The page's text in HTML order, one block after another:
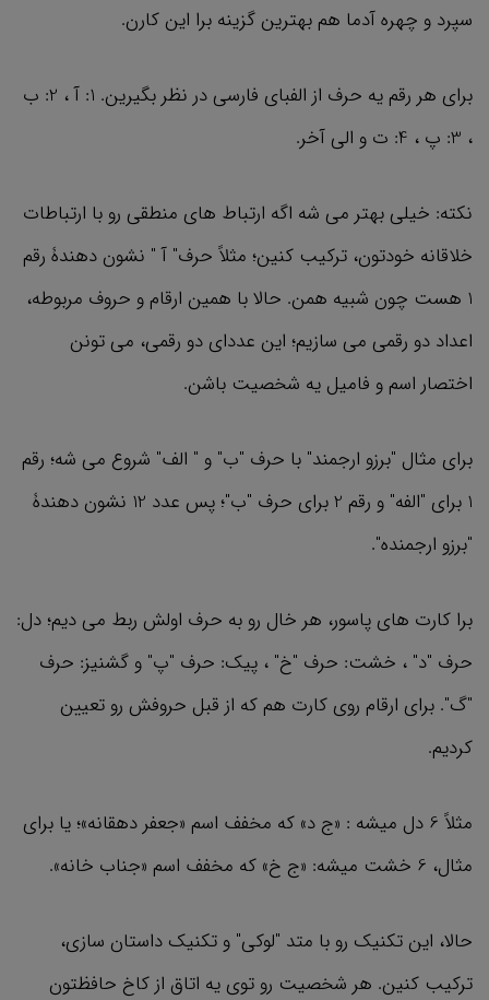
سپرد و چهره آدما هم بهترین گزینه برا این کارن.
برای هر رقم یه حرف از الفبای فارسی در نظر بگیرین. 1: آ ، 2: ب
، 3: پ ، 4: ت و الی آخر.
نکته: خیلی بهتر می شه اگه ارتباط های منطقی رو با ارتباطات
خلاقانه خودتون، ترکیب کنین؛ مثلاً حرف" آ " نشون دهندۀ رقم
1 هست چون شبیه همن. حالا با همین ارقام و حروف مربوطه،
اعداد دو رقمی می سازیم؛ این عددای دو رقمی، می تونن
اختصار اسم و فامیل یه شخصیت باشن.
برای مثال "برزو ارجمند" با حرف "ب" و " الف" شروع می شه؛ رقم
1 برای "الفه" و رقم 2 برای حرف "ب"؛ پس عدد 12 نشون دهندۀ
"برزو ارجمنده".
برا کارت های پاسور، هر خال رو به حرف اولش ربط می دیم؛ دل:
حرف "د" ، خشت: حرف "خ" ، پیک: حرف "پ" و گشنیز: حرف
"گ". برای ارقام روی کارت هم که از قبل حروفش رو تعیین
کردیم.
مثلاً 6 دل میشه : «ج د» که مخفف اسم «جعفر دهقانه»؛ یا برای
مثال، 6 خشت میشه: «ج خ» که مخفف اسم «جناب خانه».
حالا، این تکنیک رو با متد "لوکی" و تکنیک داستان سازی،
ترکیب کنین. هر شخصیت رو توی یه اتاق از کاخ حافظتون